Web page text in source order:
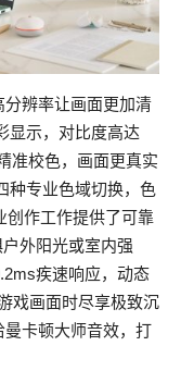
辨率让画面更加清
显示，对比度高达
准校色，画面更真实
种专业色域切换，色
创作工作提供了可靠
外阳光或室内强
疾速响应，动态
戏画面时尽享极致沉
卡顿大师音效，打